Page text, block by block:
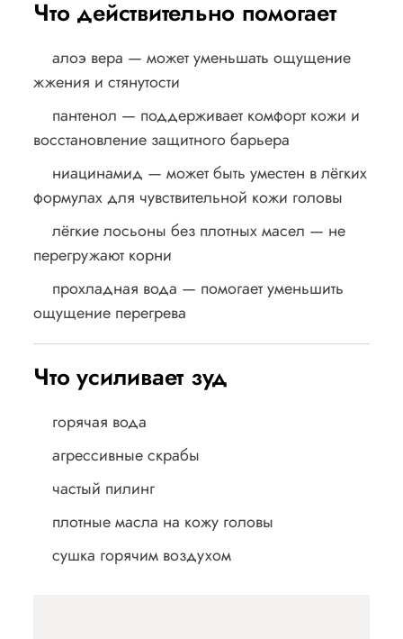
Что действительно помогает
алоэ вера — может уменьшать ощущение
жжения и стянутости
пантенол — поддерживает комфорт кожи и
восстановление защитного барьера
ниацинамид — может быть уместен в лёгких
формулах для чувствительной кожи головы
лёгкие лосьоны без плотных масел — не
перегружают корни
прохладная вода — помогает уменьшить
ощущение перегрева
Что усиливает зуд
горячая вода
агрессивные скрабы
частый пилинг
плотные масла на кожу головы
сушка горячим воздухом